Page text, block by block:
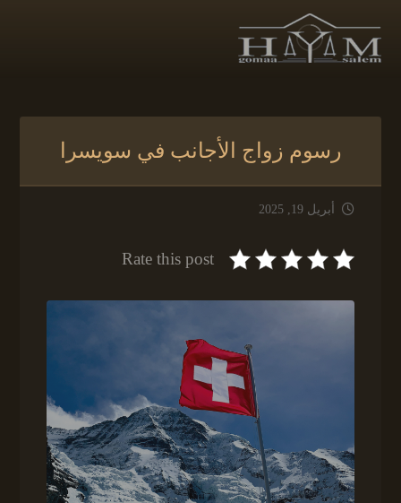
رسوم زواج الأجانب في سويسرا
أبريل 19, 2025
Rate this post